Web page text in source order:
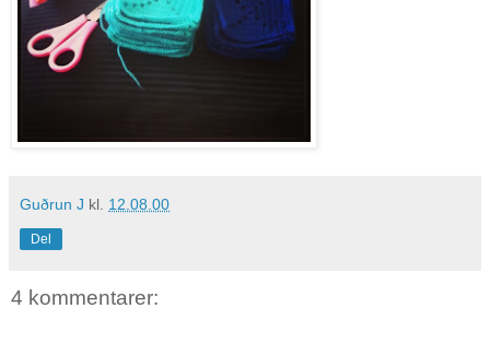
Guðrun J kl. 12.08.00
Del
4 kommentarer: